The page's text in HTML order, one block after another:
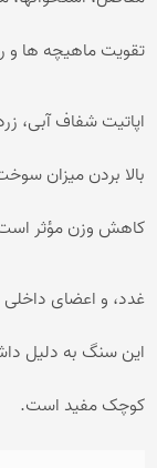
تقویت ماهیچه ها
اپاتیت شفاف آبی،
بالا بردن میزان
کاهش وزن مؤثر
غدد، و اعضای داخلی
این سنگ به دلیل
کوچک مفید است.